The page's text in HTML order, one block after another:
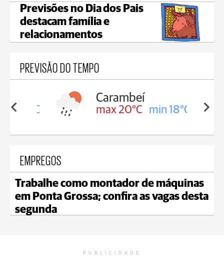
Previsões no Dia dos Pais
destacam família e
relacionamentos
PREVISÃO DO TEMPO
18°C
Carambeí
max 20°C min 18°C
EMPREGOS
Trabalhe como montador de máquinas
em Ponta Grossa; confira as vagas desta
segunda
PUBLICIDADE